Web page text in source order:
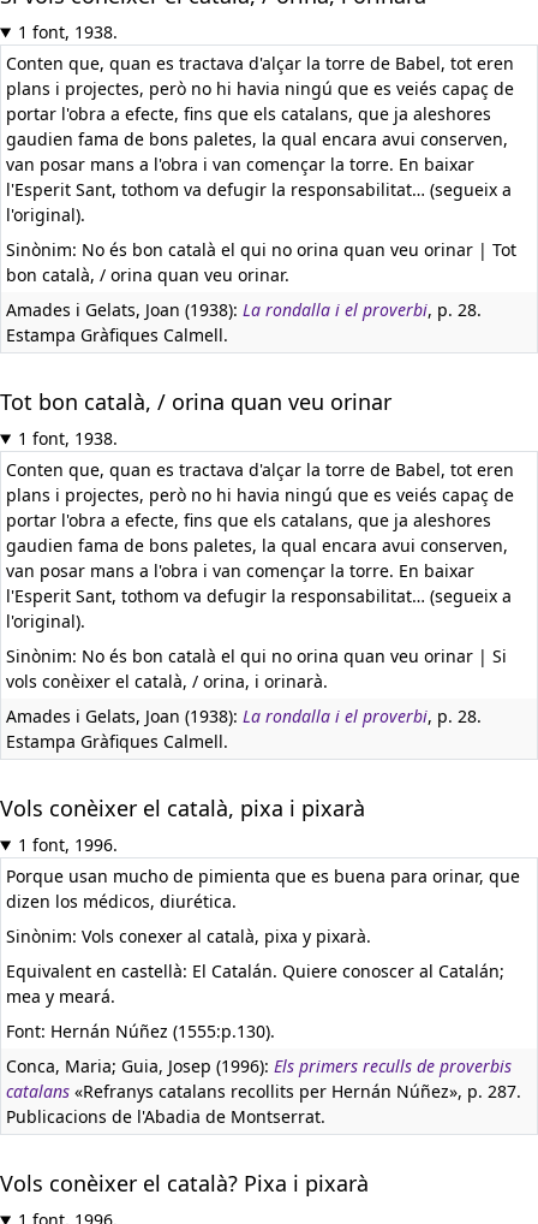
1 font, 1938.
Conten que, quan es tractava d'alçar la torre de Babel, tot eren
plans i projectes, però no hi havia ningú que es veiés capaç de
portar l'obra a efecte, fins que els catalans, que ja aleshores
gaudien fama de bons paletes, la qual encara avui conserven,
van posar mans a l'obra i van començar la torre. En baixar
l'Esperit Sant, tothom va defugir la responsabilitat… (segueix a
l'original).
Sinònim: No és bon català el qui no orina quan veu orinar | Tot
bon català, / orina quan veu orinar.
Amades i Gelats, Joan (1938): La rondalla i el proverbi, p. 28.
Estampa Gràfiques Calmell.
Tot bon català, / orina quan veu orinar
1 font, 1938.
Conten que, quan es tractava d'alçar la torre de Babel, tot eren
plans i projectes, però no hi havia ningú que es veiés capaç de
portar l'obra a efecte, fins que els catalans, que ja aleshores
gaudien fama de bons paletes, la qual encara avui conserven,
van posar mans a l'obra i van començar la torre. En baixar
l'Esperit Sant, tothom va defugir la responsabilitat… (segueix a
l'original).
Sinònim: No és bon català el qui no orina quan veu orinar | Si
vols conèixer el català, / orina, i orinarà.
Amades i Gelats, Joan (1938): La rondalla i el proverbi, p. 28.
Estampa Gràfiques Calmell.
Vols conèixer el català, pixa i pixarà
1 font, 1996.
Porque usan mucho de pimienta que es buena para orinar, que
dizen los médicos, diurética.
Sinònim: Vols conexer al català, pixa y pixarà.
Equivalent en castellà: El Catalán. Quiere conoscer al Catalán;
mea y meará.
Font: Hernán Núñez (1555:p.130).
Conca, Maria; Guia, Josep (1996): Els primers reculls de proverbis
catalans «Refranys catalans recollits per Hernán Núñez», p. 287.
Publicacions de l'Abadia de Montserrat.
Vols conèixer el català? Pixa i pixarà